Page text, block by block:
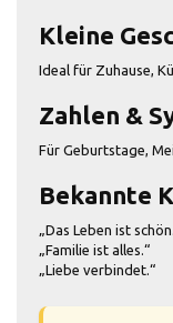
Kleine
Ideal für Zuhause,
Zahlen &
Für Geburtstage,
Bekannte
„Das Leben ist
„Familie ist alles.“
„Liebe verbindet.“